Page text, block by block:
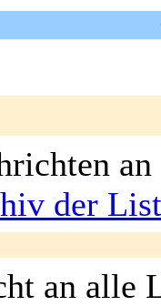
an
der
an alle